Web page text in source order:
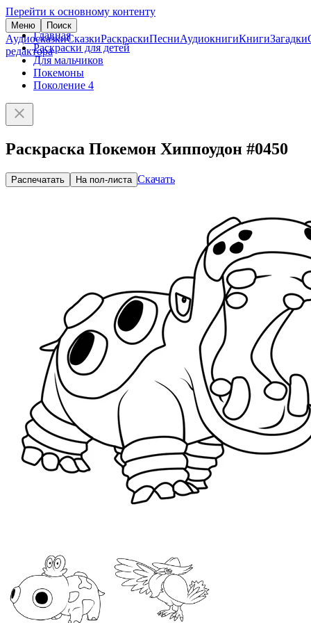
Перейти к основному контенту
Меню Поиск
АудиосказкиСказкиРаскраскиПесниАудиокнигиКнигиЗагадки
редактора
Главная
Раскраски для детей
Для мальчиков
Покемоны
Поколение 4
Раскраска Покемон Хиппоудон #0450
Распечатать На пол-листа Скачать